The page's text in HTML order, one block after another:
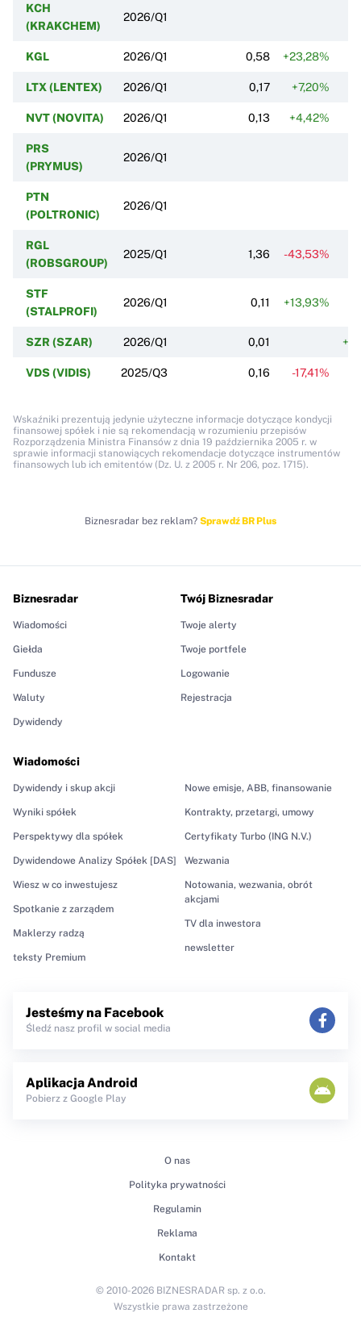
KCH
(KRAKCHEM)
2026/Q1
KGL 2026/Q1 0,58 +23,28%
LTX (LENTEX) 2026/Q1 0,17 +7,20%
NVT (NOVITA) 2026/Q1 0,13 +4,42%
PRS
(PRYMUS)
2026/Q1
PTN
(POLTRONIC)
2026/Q1
RGL
(ROBSGROUP)
2025/Q1 1,36 -43,53%
STF
(STALPROFI)
2026/Q1 0,11 +13,93%
SZR (SZAR) 2026/Q1 0,01
VDS (VIDIS) 2025/Q3 0,16 -17,41%
Wskaźniki prezentują jedynie użyteczne informacje dotyczące kondycji
finansowej spółek i nie są rekomendacją w rozumieniu przepisów
Rozporządzenia Ministra Finansów z dnia 19 października 2005 r. w
sprawie informacji stanowiących rekomendacje dotyczące instrumentów
finansowych lub ich emitentów (Dz. U. z 2005 r. Nr 206, poz. 1715).
Biznesradar bez reklam? Sprawdź BR Plus
Biznesradar
Wiadomości
Giełda
Fundusze
Waluty
Dywidendy
Wiadomości
Dywidendy i skup akcji
Wyniki spółek
Perspektywy dla spółek
Dywidendowe Analizy Spółek [DAS]
Wiesz w co inwestujesz
Spotkanie z zarządem
Maklerzy radzą
teksty Premium
Nowe emisje, ABB, finansowanie
Kontrakty, przetargi, umowy
Certyfikaty Turbo (ING N.V.)
Wezwania
Notowania, wezwania, obrót
akcjami
TV dla inwestora
newsletter
Twój Biznesradar
Twoje alerty
Twoje portfele
Logowanie
Rejestracja
Jesteśmy na Facebook
Śledź nasz profil w social media
Aplikacja Android
Pobierz z Google Play
O nas
Polityka prywatności
Regulamin
Reklama
Kontakt
© 2010-2026 BIZNESRADAR sp. z o.o.
Wszystkie prawa zastrzeżone